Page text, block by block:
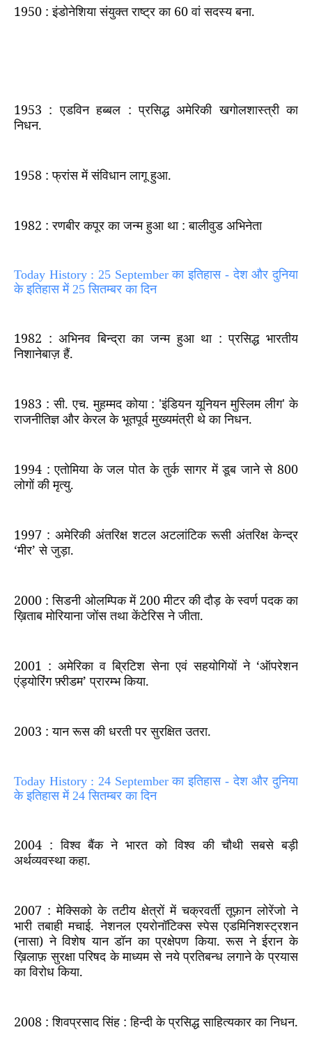
1950 :इंडोनेशिया संयुक्त राष्ट्र का 60वां सदस्य बना.
1953 :एडविन हब्बल : प्रसिद्ध अमेरिकी खगोलशास्त्री का
निधन.
1958 :फ्रांस में संविधान लागू हुआ.
1982 :रणबीर कपूर का जन्म हुआ था : बालीवुड अभिनेता
Today History : 25 September का इतिहास - देश और दुनिया
के इतिहास में 25 सितम्बर का दिन
1982 :अभिनव बिन्द्रा का जन्म हुआ था : प्रसिद्ध भारतीय
निशानेबाज़ हैं.
1983 :सी. एच. मुहम्मद कोया : 'इंडियन यूनियन मुस्लिम लीग'के
राजनीतिज्ञ और केरल के भूतपूर्व मुख्यमंत्री थे का निधन.
1994 :एतोमिया के जल पोत के तुर्क सागर में डूब जाने से800
लोगों की मृत्यु.
1997 : अमेरिकी अंतरिक्ष शटल अटलांटिक रूसी अंतरिक्ष केन्द्र
‘मीर’ से जुड़ा.
2000 :सिडनी ओलम्पिक में 200मीटर की दौड़ के स्वर्ण पदक का
ख़िताब मोरियाना जोंस तथा केंटेरिस ने जीता.
2001 : अमेरिका व ब्रिटिश सेना एवं सहयोगियों ने ‘ऑपरेशन
एंड्योरिंग फ़्रीडम’ प्रारम्भ किया.
2003 :यान रूस की धरती पर सुरक्षित उतरा.
Today History : 24 September का इतिहास - देश और दुनिया
के इतिहास में 24 सितम्बर का दिन
2004 :विश्व बैंक ने भारत को विश्व की चौथी सबसे बड़ी
अर्थव्यवस्था कहा.
2007 :मेक्सिको के तटीय क्षेत्रों में चक्रवर्ती तूफ़ान लोरेंजो ने
भारी तबाही मचाई. नेशनल एयरोनॉटिक्स स्पेस एडमिनिशस्ट्रशन
(नासा) ने विशेष यान डॉन का प्रक्षेपण किया. रूस ने ईरान के
ख़िलाफ़ सुरक्षा परिषद के माध्यम से नये प्रतिबन्ध लगाने के प्रयास
का विरोध किया.
2008 :शिवप्रसाद सिंह : हिन्दी के प्रसिद्ध साहित्यकार का निधन.